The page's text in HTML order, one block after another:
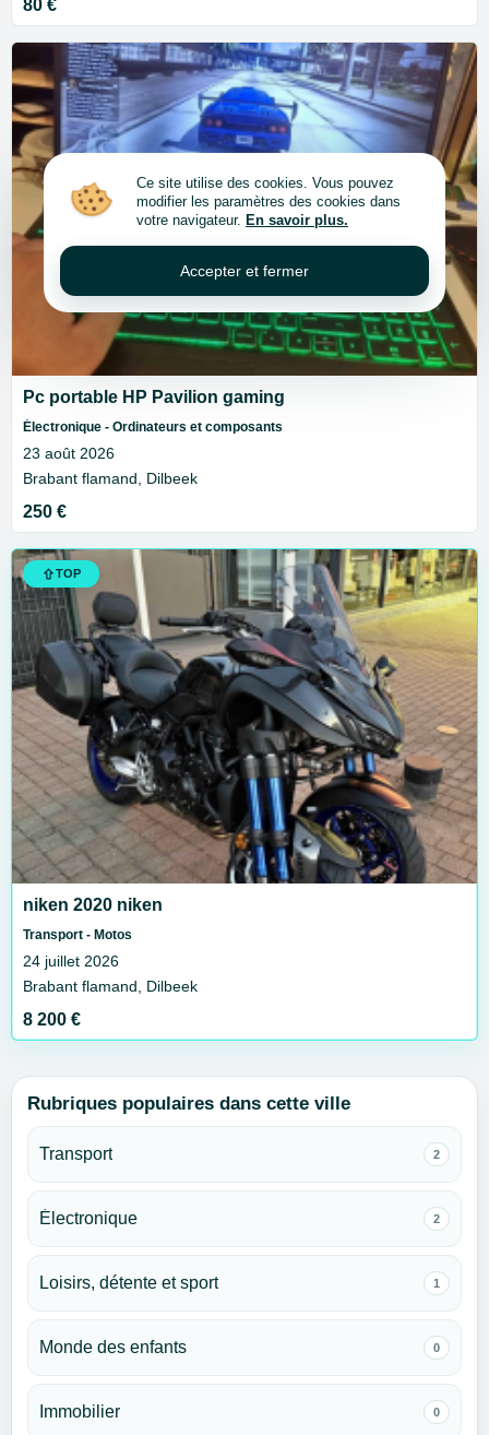
80 €
Pc portable HP Pavilion gaming
Électronique - Ordinateurs et composants
23 août 2026
Brabant flamand, Dilbeek
250 €
TOP
niken 2020 niken
Transport - Motos
24 juillet 2026
Brabant flamand, Dilbeek
8 200 €
Rubriques populaires dans cette ville
Transport 2
Électronique 2
Loisirs, détente et sport 1
Monde des enfants 0
Immobilier 0
Ce site utilise des cookies. Vous pouvez
modifier les paramètres des cookies dans
votre navigateur. En savoir plus.
Accepter et fermer